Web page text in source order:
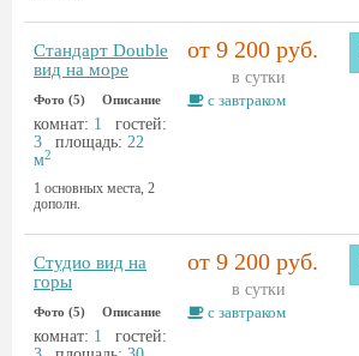
Стандарт Double
вид на море
Фото (5) Описание
комнат: 1
гостей:
3
площадь: 22
м2
1 основных места, 2
дополн.
от 9 200 руб.
в сутки
с завтраком
Студио вид на
горы
Фото (5) Описание
комнат: 1
гостей:
от 9 200 руб.
в сутки
с завтраком